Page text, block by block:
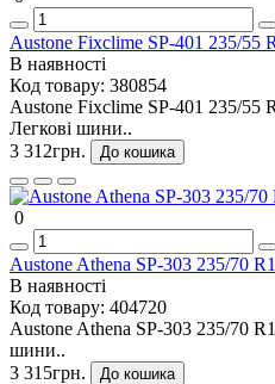
Austone Fixclime SP-401 235/55
В наявності
Код товару: 380854
Austone Fixclime SP-401 235/55
Легкові шини..
3 312грн.
До кошика
0
Austone Athena SP-303 235/70
В наявності
Код товару: 404720
Austone Athena SP-303 235/70
шини..
3 315грн.
До кошика